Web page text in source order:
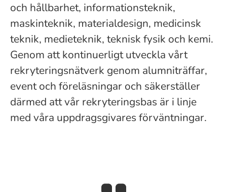
och hållbarhet, informationsteknik,
maskinteknik, materialdesign, medicinsk
teknik, medieteknik, teknisk fysik och kemi.
Genom att kontinuerligt utveckla vårt
rekryteringsnätverk genom alumniträffar,
event och föreläsningar och säkerställer
därmed att vår rekryteringsbas är i linje
med våra uppdragsgivares förväntningar.